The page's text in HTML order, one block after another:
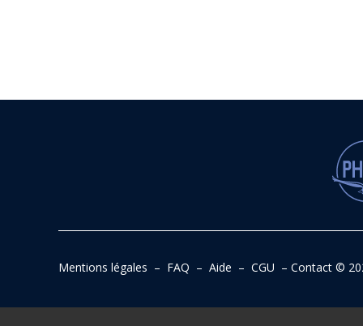
Mentions légales – FAQ – Aide – CGU – Contact©